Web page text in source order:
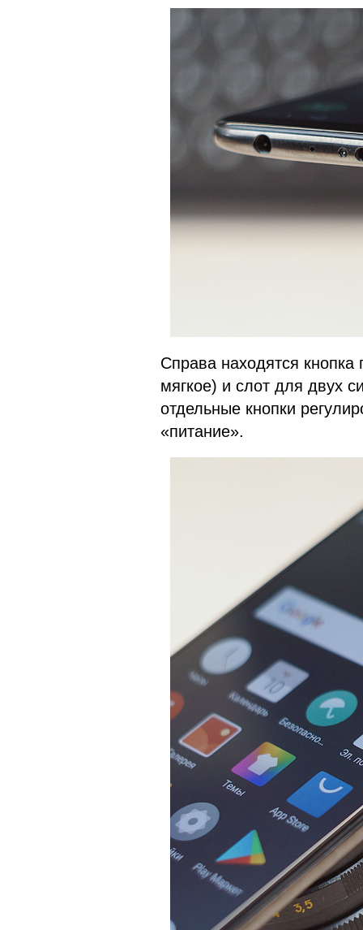
Справа находятся
мягкое) и слот для двух
отдельные кнопки
«питание».